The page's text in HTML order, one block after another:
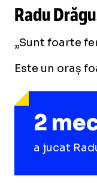
Radu
„Sunt foarte
Este un oraș
2
a jucat